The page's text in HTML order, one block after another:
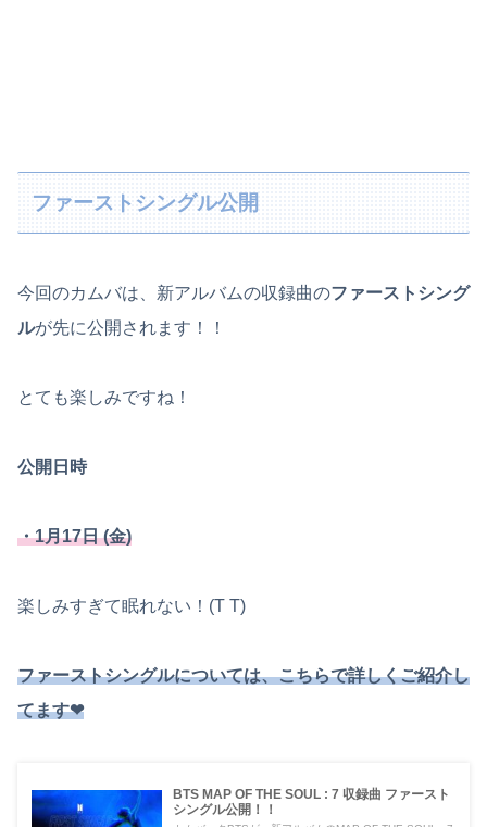
ファーストシングル公開
今回のカムバは、新アルバムの収録曲のファーストシング
ルが先に公開されます！！
とても楽しみですね！
公開日時
・1月17日 (金)
楽しみすぎて眠れない！(T T)
ファーストシングルについては、こちらで詳しくご紹介し
てます❤︎
BTS MAP OF THE SOUL : 7 収録曲 ファースト
シングル公開！！